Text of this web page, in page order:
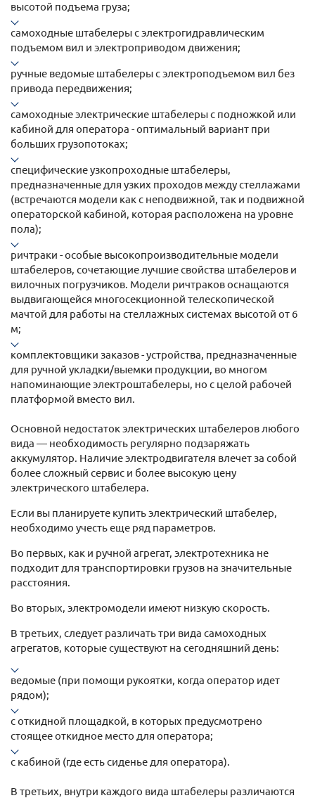
высотой подъема груза;
самоходные штабелеры с электрогидравлическим
подъемом вил и электроприводом движения;
ручные ведомые штабелеры с электроподъемом вил без
привода передвижения;
самоходные электрические штабелеры с подножкой или
кабиной для оператора - оптимальный вариант при
больших грузопотоках;
специфические узкопроходные штабелеры,
предназначенные для узких проходов между стеллажами
(встречаются модели как с неподвижной, так и подвижной
операторской кабиной, которая расположена на уровне
пола);
ричтраки - особые высокопроизводительные модели
штабелеров, сочетающие лучшие свойства штабелеров и
вилочных погрузчиков. Модели ричтраков оснащаются
выдвигающейся многосекционной телескопической
мачтой для работы на стеллажных системах высотой от 6
м;
комплектовщики заказов - устройства, предназначенные
для ручной укладки/выемки продукции, во многом
напоминающие электроштабелеры, но с целой рабочей
платформой вместо вил.
Основной недостаток электрических штабелеров любого
вида — необходимость регулярно подзаряжать
аккумулятор. Наличие электродвигателя влечет за собой
более сложный сервис и более высокую цену
электрического штабелера.
Если вы планируете купить электрический штабелер,
необходимо учесть еще ряд параметров.
Во первых, как и ручной агрегат, электротехника не
подходит для транспортировки грузов на значительные
расстояния.
Во вторых, электромодели имеют низкую скорость.
В третьих, следует различать три вида самоходных
агрегатов, которые существуют на сегодняшний день:
ведомые (при помощи рукоятки, когда оператор идет
рядом);
с откидной площадкой, в которых предусмотрено
стоящее откидное место для оператора;
с кабиной (где есть сиденье для оператора).
В третьих, внутри каждого вида штабелеры различаются